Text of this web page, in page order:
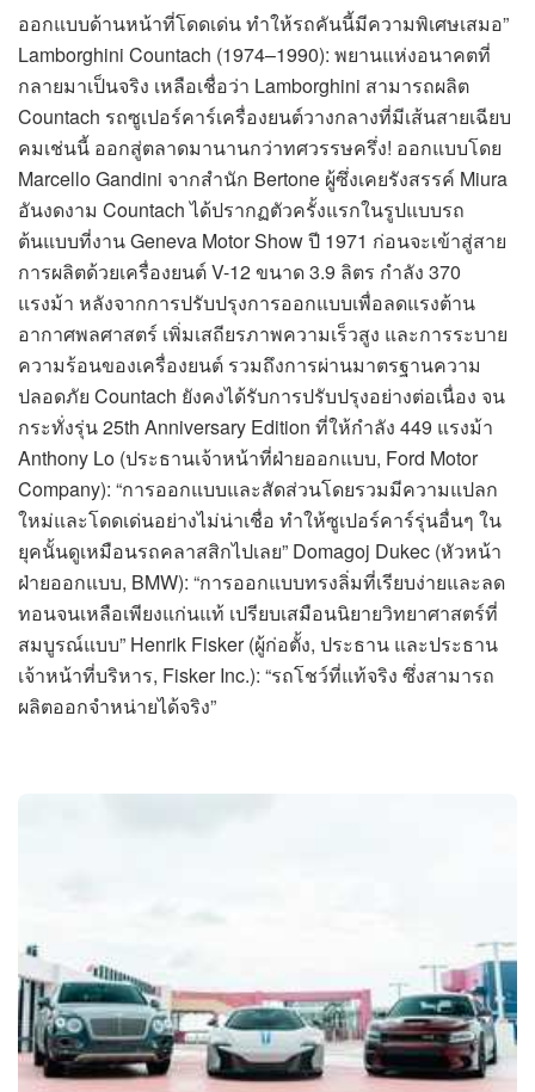
ออกแบบด้านหน้าที่โดดเด่น ทำให้รถคันนี้มีความพิเศษเสมอ”
Lamborghini Countach (1974–1990): พยานแห่งอนาคตที่
กลายมาเป็นจริง เหลือเชื่อว่า Lamborghini สามารถผลิต
Countach รถซูเปอร์คาร์เครื่องยนต์วางกลางที่มีเส้นสายเฉียบ
คมเช่นนี้ ออกสู่ตลาดมานานกว่าทศวรรษครึ่ง! ออกแบบโดย
Marcello Gandini จากสำนัก Bertone ผู้ซึ่งเคยรังสรรค์ Miura
อันงดงาม Countach ได้ปรากฏตัวครั้งแรกในรูปแบบรถ
ต้นแบบที่งาน Geneva Motor Show ปี 1971 ก่อนจะเข้าสู่สาย
การผลิตด้วยเครื่องยนต์ V-12 ขนาด 3.9 ลิตร กำลัง 370
แรงม้า หลังจากการปรับปรุงการออกแบบเพื่อลดแรงต้าน
อากาศพลศาสตร์ เพิ่มเสถียรภาพความเร็วสูง และการระบาย
ความร้อนของเครื่องยนต์ รวมถึงการผ่านมาตรฐานความ
ปลอดภัย Countach ยังคงได้รับการปรับปรุงอย่างต่อเนื่อง จน
กระทั่งรุ่น 25th Anniversary Edition ที่ให้กำลัง 449 แรงม้า
Anthony Lo (ประธานเจ้าหน้าที่ฝ่ายออกแบบ, Ford Motor
Company): “การออกแบบและสัดส่วนโดยรวมมีความแปลก
ใหม่และโดดเด่นอย่างไม่น่าเชื่อ ทำให้ซูเปอร์คาร์รุ่นอื่นๆ ใน
ยุคนั้นดูเหมือนรถคลาสสิกไปเลย” Domagoj Dukec (หัวหน้า
ฝ่ายออกแบบ, BMW): “การออกแบบทรงลิ่มที่เรียบง่ายและลด
ทอนจนเหลือเพียงแก่นแท้ เปรียบเสมือนนิยายวิทยาศาสตร์ที่
สมบูรณ์แบบ” Henrik Fisker (ผู้ก่อตั้ง, ประธาน และประธาน
เจ้าหน้าที่บริหาร, Fisker Inc.): “รถโชว์ที่แท้จริง ซึ่งสามารถ
ผลิตออกจำหน่ายได้จริง”